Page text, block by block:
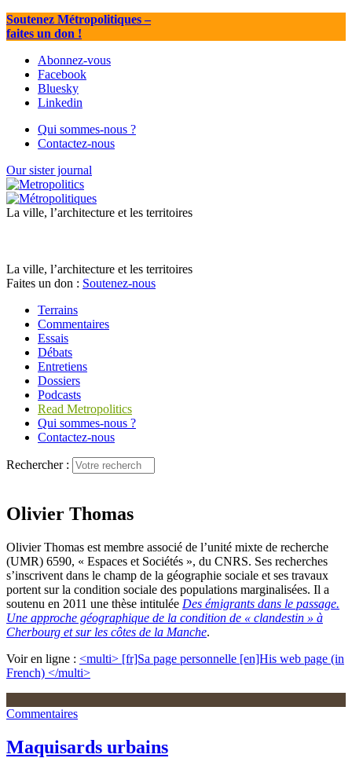
Soutenez Métropolitiques–
faites un don !
Abonnez-vous
Facebook
Bluesky
Linkedin
Qui sommes-nous ?
Contactez-nous
Our sister journal
La ville, l’architecture et les territoires
La ville, l’architecture et les territoires
Faites un don : Soutenez-nous
Terrains
Commentaires
Essais
Débats
Entretiens
Dossiers
Podcasts
Read Metropolitics
Qui sommes-nous ?
Contactez-nous
Rechercher :
Olivier Thomas
Olivier Thomas est membre associé de l’unité mixte de recherche
(UMR) 6590, « Espaces et Sociétés », du CNRS. Ses recherches
s’inscrivent dans le champ de la géographie sociale et ses travaux
portent sur la condition sociale des populations marginalisées. Il a
soutenu en 2011 une thèse intitulée Des émigrants dans le passage.
Une approche géographique de la condition de « clandestin » à
Cherbourg et sur les côtes de la Manche.
Voir en ligne : <multi> [fr]Sa page personnelle [en]His web page (in
French) </multi>
Commentaires
Maquisards urbains